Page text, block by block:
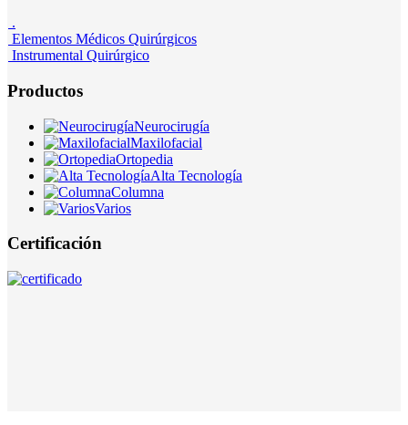
.
Elementos Médicos Quirúrgicos
Instrumental Quirúrgico
Productos
Neurocirugía
Maxilofacial
Ortopedia
Alta Tecnología
Columna
Varios
Certificación